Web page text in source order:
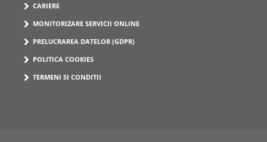
CARIERE
MONITORIZARE SERVICII ONLINE
PRELUCRAREA DATELOR (GDPR)
POLITICA COOKIES
TERMENI SI CONDITII